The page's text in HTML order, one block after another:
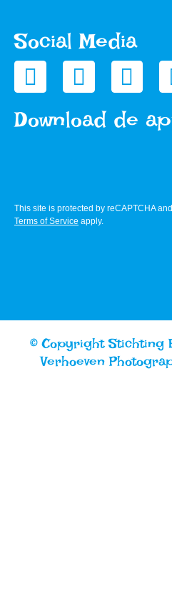
Social Media
Download de
This site is protected by reCAPTCHA
Terms of Service apply.
© Copyright Stichting
Verhoeven